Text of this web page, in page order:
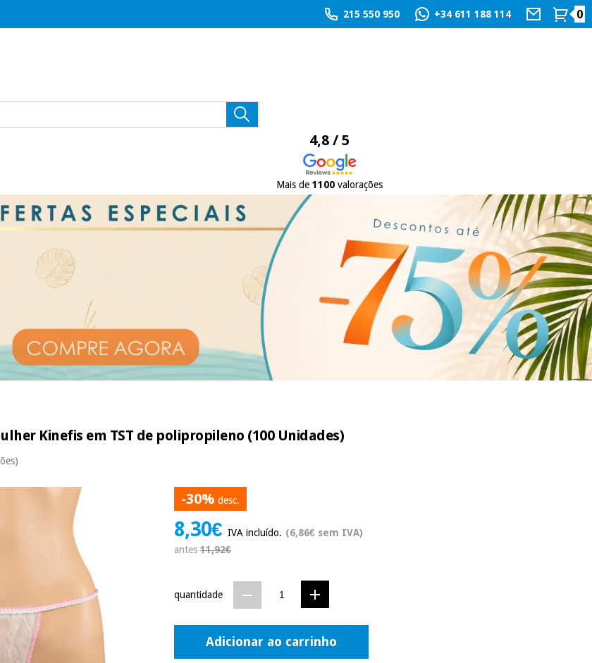
215 550 950 +34 611 188 114 0
4,8 / 5
Mais de 1100valorações
Kinefis em TST de polipropileno (100 Unidades)
-30% desc.
8,30€IVA incluído. (6,86€ sem IVA)
antes11,92€
quantidade
Adicionar ao carrinho